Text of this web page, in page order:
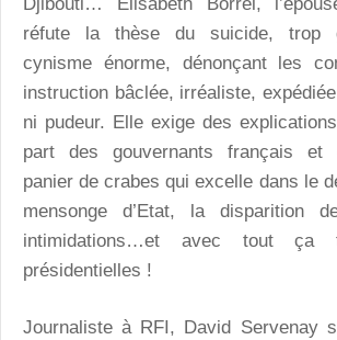
réfute la thèse du suicide, trop
cynisme énorme, dénonçant les
instruction bâclée, irréaliste,
ni pudeur. Elle exige des
part des gouvernants français et
panier de crabes qui excelle dans le
mensonge d’Etat, la disparition
intimidations…et avec tout ça
présidentielles !
Journaliste à RFI, David Servenay